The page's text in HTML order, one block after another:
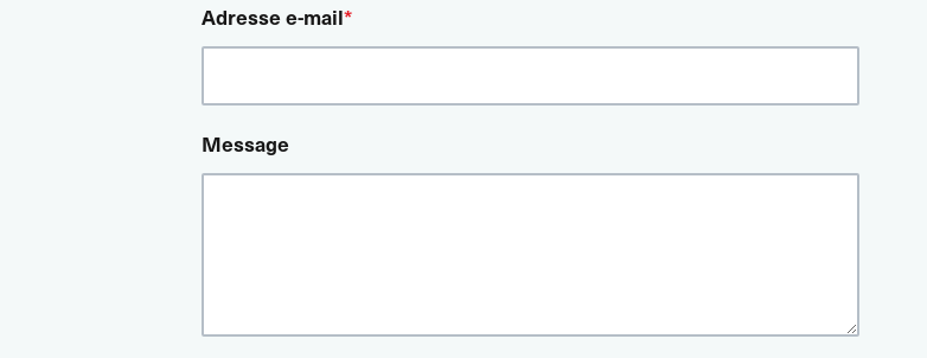
Adresse e-mail*
Message